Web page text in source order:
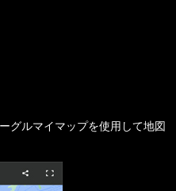
グルマイマップを使用して地図